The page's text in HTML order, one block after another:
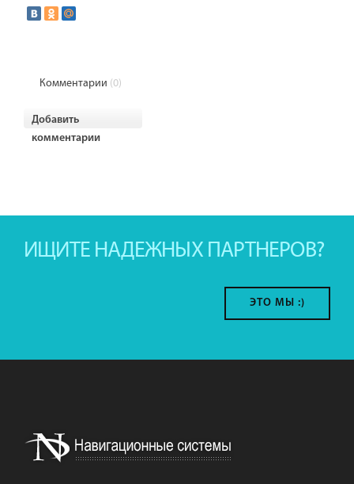
Комментарии (0)
Добавить
комментарии
ИЩИТЕ НАДЕЖНЫХ ПАРТНЕРОВ?
ЭТО МЫ :)